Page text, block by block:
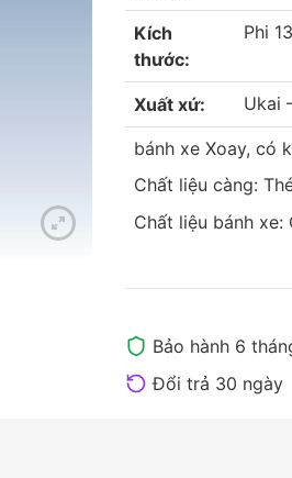
Kích
thước:
Phi
Xuất xứ: Ukai
bánh xe Xoay, có
Chất liệu càng:
Chất liệu bánh xe:
Bảo hành 6
Đổi trả 30 ngày